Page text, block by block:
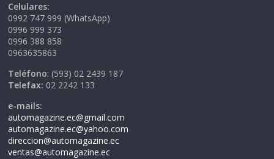
Celulares:
0992 747 999 (WhatsApp)
0996 999 373
0996 388 858
0963635863
Teléfono: (593) 02 2439 187
Telefax: 02 2242 133
e-mails:
automagazine.ec@gmail.com
automagazine.ec@yahoo.com
direccion@automagazine.ec
ventas@automagazine.ec